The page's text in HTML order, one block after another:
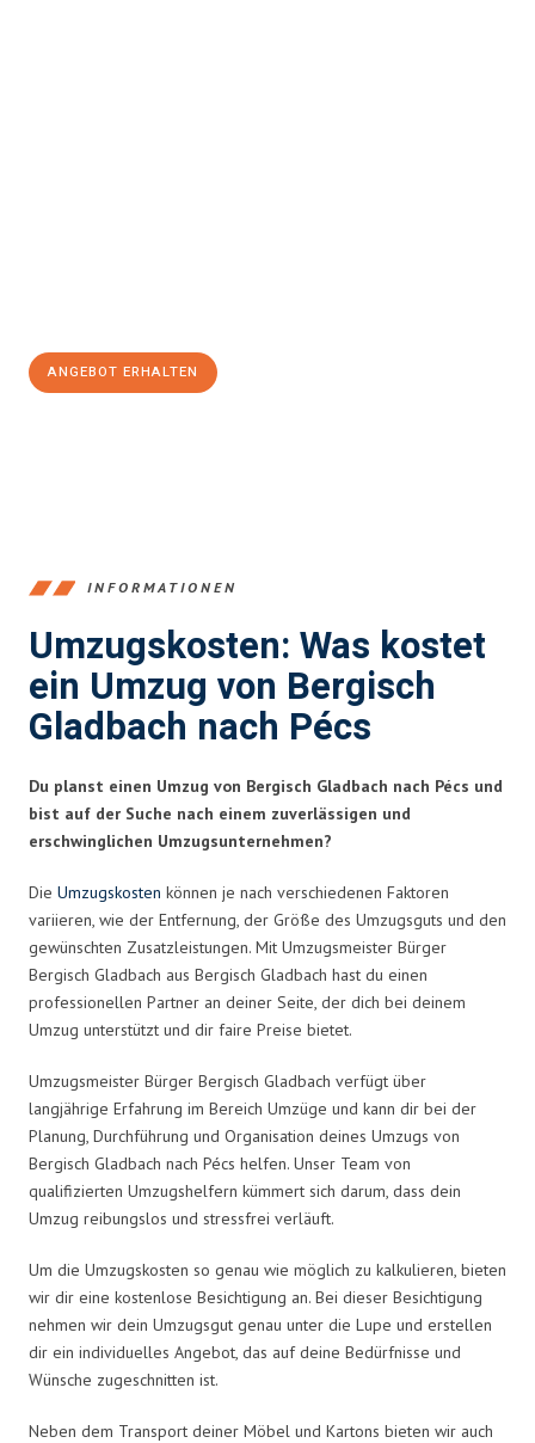
ANGEBOT ERHALTEN
INFORMATIONEN
Umzugskosten: Was kostet
ein Umzug von Bergisch
Gladbach nach Pécs
Du planst einen Umzug von Bergisch Gladbach nach Pécs und
bist auf der Suche nach einem zuverlässigen und
erschwinglichen Umzugsunternehmen?
Die Umzugskosten können je nach verschiedenen Faktoren
variieren, wie der Entfernung, der Größe des Umzugsguts und den
gewünschten Zusatzleistungen. Mit Umzugsmeister Bürger
Bergisch Gladbach aus Bergisch Gladbach hast du einen
professionellen Partner an deiner Seite, der dich bei deinem
Umzug unterstützt und dir faire Preise bietet.
Umzugsmeister Bürger Bergisch Gladbach verfügt über
langjährige Erfahrung im Bereich Umzüge und kann dir bei der
Planung, Durchführung und Organisation deines Umzugs von
Bergisch Gladbach nach Pécs helfen. Unser Team von
qualifizierten Umzugshelfern kümmert sich darum, dass dein
Umzug reibungslos und stressfrei verläuft.
Um die Umzugskosten so genau wie möglich zu kalkulieren, bieten
wir dir eine kostenlose Besichtigung an. Bei dieser Besichtigung
nehmen wir dein Umzugsgut genau unter die Lupe und erstellen
dir ein individuelles Angebot, das auf deine Bedürfnisse und
Wünsche zugeschnitten ist.
Neben dem Transport deiner Möbel und Kartons bieten wir auch